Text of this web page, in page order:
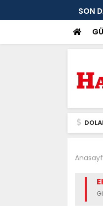
SON